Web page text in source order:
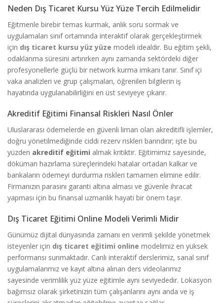
Neden Dış Ticaret Kursu Yüz Yüze Tercih Edilmelidir
Eğitmenle birebir temas kurmak, anlık soru sormak ve
uygulamaları sınıf ortamında interaktif olarak gerçekleştirmek
için dış ticaret kursu yüz yüze modeli idealdir. Bu eğitim şekli,
odaklanma süresini artırırken aynı zamanda sektördeki diğer
profesyonellerle güçlü bir network kurma imkanı tanır. Sınıf içi
vaka analizleri ve grup çalışmaları, öğrenilen bilgilerin iş
hayatında uygulanabilirliğini en üst seviyeye çıkarır.
Akreditif Eğitimi Finansal Riskleri Nasıl Önler
Uluslararası ödemelerde en güvenli liman olan akreditifli işlemler,
doğru yönetilmediğinde ciddi rezerv riskleri barındırır; işte bu
yüzden akreditif eğitimi almak kritiktir. Eğitimimiz sayesinde,
döküman hazırlama süreçlerindeki hatalar ortadan kalkar ve
bankaların ödemeyi durdurma riskleri tamamen elimine edilir.
Firmanızın parasını garanti altına alması ve güvenle ihracat
yapması için bu finansal uzmanlık hayati bir önem taşır.
Dış Ticaret Eğitimi Online Modeli Verimli Midir
Günümüz dijital dünyasında zamanı en verimli şekilde yönetmek
isteyenler için dış ticaret eğitimi online modelimiz en yüksek
performansı sunmaktadır. Canlı interaktif derslerimiz, sanal sınıf
uygulamalarımız ve kayıt altına alınan ders videolarımız
sayesinde verimlilik yüz yüze eğitimle aynı seviyededir. Lokasyon
bağımsız olarak şirketinizin tüm çalışanlarını aynı anda ve iş